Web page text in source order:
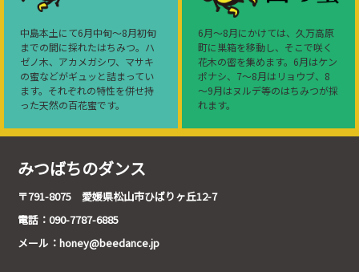
中島本土にて6月中旬～8月初旬
までの間に採れたはちみつ。ハ
ゼノ木、アカメガシワ、マサキ
の蜜などがギュッと詰まってい
ます。それぞれの特性を併せ持
った天然の百花蜜です。
6月～8月にかけては、久万高原
町に巣箱を移動し、そこで咲く
花木の密を集めます。6月はケン
ポナシ、7～8月はリョウブ、8
～9月はヌルデ等のはちみつが採
れます。
みつばちのダンス
〒791-8075 愛媛県松山市ひばりヶ丘12-7
電話：090-7787-6885
メール：honey@beedance.jp